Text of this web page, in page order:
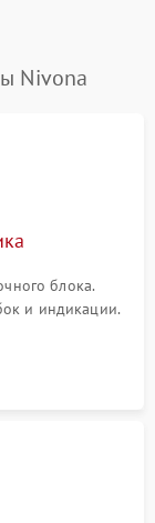
Nivona
блока.
и индикации.
на слух.
выявления